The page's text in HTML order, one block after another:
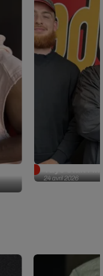
24 avril 2026